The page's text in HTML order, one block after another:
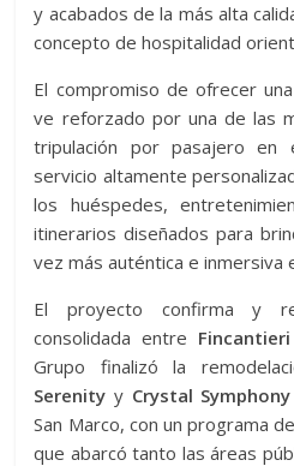
y acabados de la más alta
concepto de hospitalidad
El compromiso de ofrecer
ve reforzado por una de las
tripulación por pasajero en
servicio altamente
los huéspedes,
itinerarios diseñados para
vez más auténtica e inmersiva
El proyecto confirma y
consolidada entre Fincantieri
Grupo finalizó la
Serenity y Crystal Symphony
San Marco, con un programa
que abarcó tanto las áreas